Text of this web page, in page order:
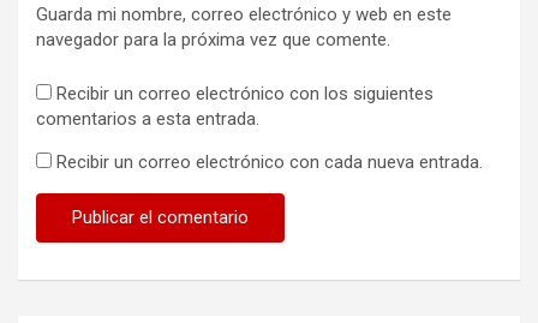
Guarda mi nombre, correo electrónico y web en este
navegador para la próxima vez que comente.
Recibir un correo electrónico con los siguientes
comentarios a esta entrada.
Recibir un correo electrónico con cada nueva entrada.